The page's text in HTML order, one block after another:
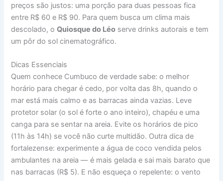
preços são justos: uma porção para duas pessoas fica
entre R$ 60 e R$ 90. Para quem busca um clima mais
descolado, oQuiosque do Léo serve drinks autorais e tem
um pôr do sol cinematográfico.
Dicas Essenciais
Quem conhece Cumbuco de verdade sabe: o melhor
horário para chegar é cedo, por volta das 8h, quando o
mar está mais calmo e as barracas ainda vazias. Leve
protetor solar (o sol é forte o ano inteiro), chapéu e uma
canga para se sentar na areia. Evite os horários de pico
(11h às 14h) se você não curte multidão. Outra dica de
fortalezense: experimente a água de coco vendida pelos
ambulantes na areia — é mais gelada e sai mais barato que
nas barracas (R$ 5). E não esqueça o repelente: o vento